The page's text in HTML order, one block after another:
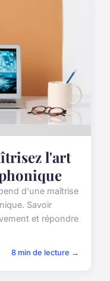
l'art
d'une maîtrise
Savoir
et répondre
8 min de lecture →